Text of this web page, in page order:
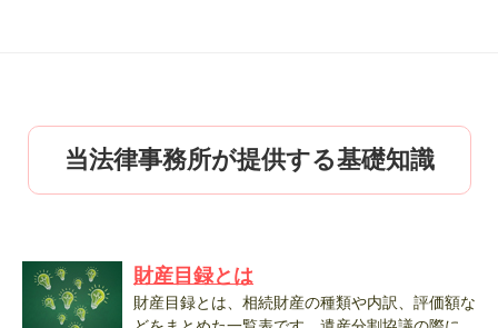
当法律事務所が提供する基礎知識
財産目録とは
財産目録とは、相続財産の種類や内訳、評価額な